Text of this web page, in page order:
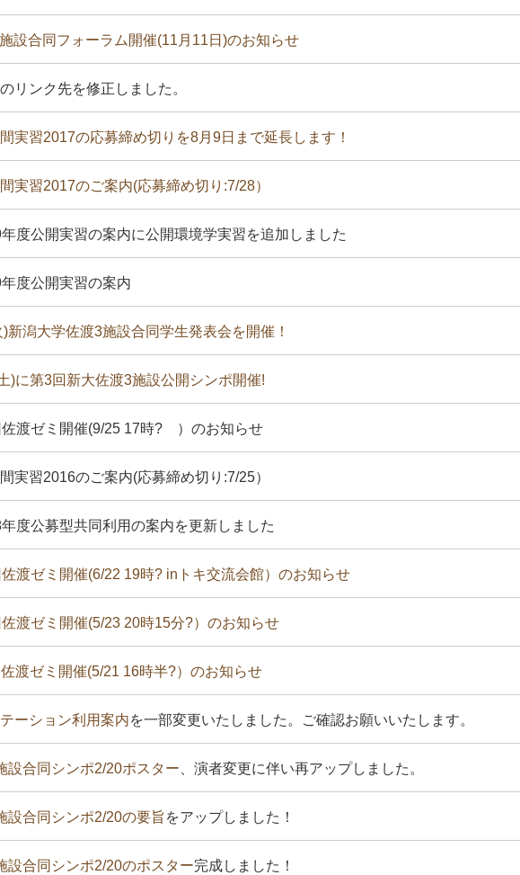
設合同フォーラム開催(11月11日)のお知らせ
リンク先を修正しました。
実習2017の応募締め切りを8月9日まで延長します！
実習2017のご案内(応募締め切り:7/28）
度公開実習の案内に公開環境学実習を追加しました
度公開実習の案内
)新潟大学佐渡3施設合同学生発表会を開催！
)に第3回新大佐渡3施設公開シンポ開催!
渡ゼミ開催(9/25 17時? ）のお知らせ
実習2016のご案内(応募締め切り:7/25）
度公募型共同利用の案内を更新しました
渡ゼミ開催(6/22 19時? inトキ交流会館）のお知らせ
渡ゼミ開催(5/23 20時15分?）のお知らせ
渡ゼミ開催(5/21 16時半?）のお知らせ
ーション利用案内を一部変更いたしました。ご確認お願いいたします。
設合同シンポ2/20ポスター 、演者変更に伴い再アップしました。
設合同シンポ2/20の要旨 をアップしました！
設合同シンポ2/20のポスター完成しました！